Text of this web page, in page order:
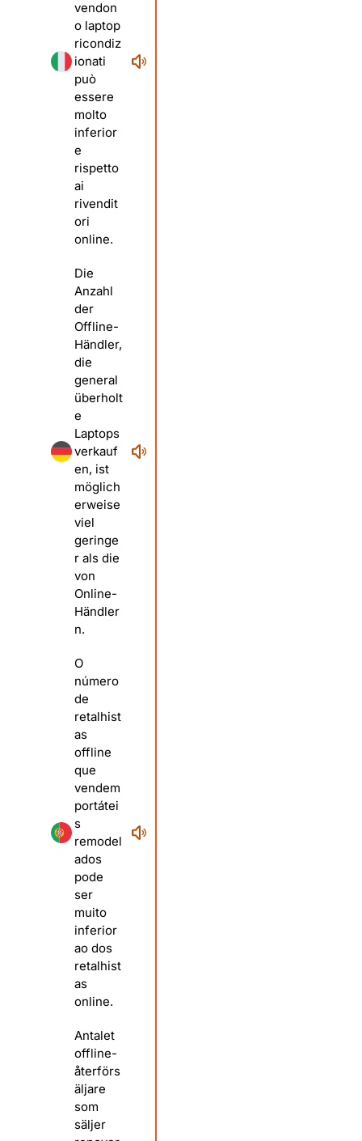
vendon
o laptop
ricondiz
ionati
può
essere
molto
inferior
e
rispetto
ai
rivendit
ori
online.
Die
Anzahl
der
Offline-
Händler,
die
general
überholt
e
Laptops
verkauf
en, ist
möglich
erweise
viel
geringe
r als die
von
Online-
Händler
n.
O
número
de
retalhist
as
offline
que
vendem
portátei
s
remodel
ados
pode
ser
muito
inferior
ao dos
retalhist
as
online.
Antalet
offline-
återförs
äljare
som
säljer